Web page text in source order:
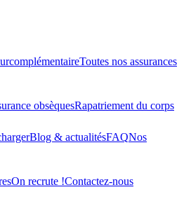
Toutes nos assurances
obsèquesRapatriement du corps
Blog & actualitésFAQNos
On recrute !Contactez-nous